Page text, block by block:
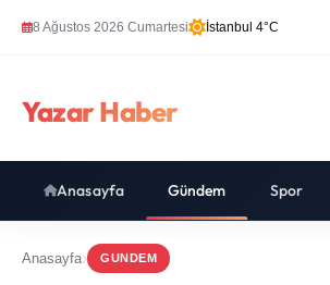
8 Ağustos 2026 Cumartesi İstanbul 4°C
Yazar Haber
Anasayfa Gündem Spor
Anasayfa GUNDEM